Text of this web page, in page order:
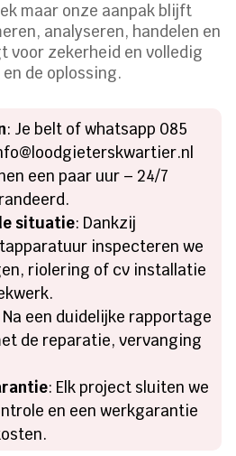
maar onze aanpak blijft
analyseren, handelen en
voor zekerheid en volledig
de oplossing.
: Je belt of whatsapp 085
een paar uur – 24/7
situatie: Dankzij
inspecteren we
riolering of cv installatie
Na een duidelijke rapportage
de reparatie, vervanging
: Elk project sluiten we
en een werkgarantie